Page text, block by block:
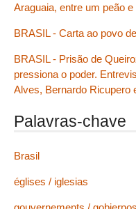
Araguaia, entre um peão
BRASIL - Carta ao povo
BRASIL - Prisão de
pressiona o poder.
Alves, Bernardo Ricupero
Palavras-chave
Brasil
églises / iglesias